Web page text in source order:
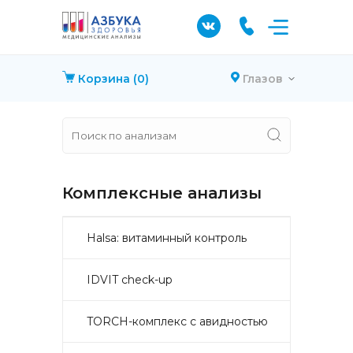
Корзина (0) Глазов
Комплексные анализы
Halsa: витаминный контроль
IDVIT check-up
TORCH-комплекс с авидностью